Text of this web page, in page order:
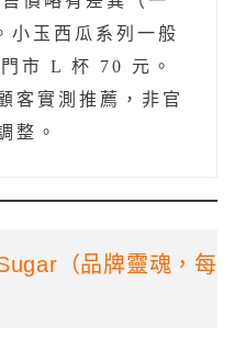
小玉西瓜系列一般
市 L 杯 70 元。
客實測推薦，非官
整。
（品牌靈魂，每